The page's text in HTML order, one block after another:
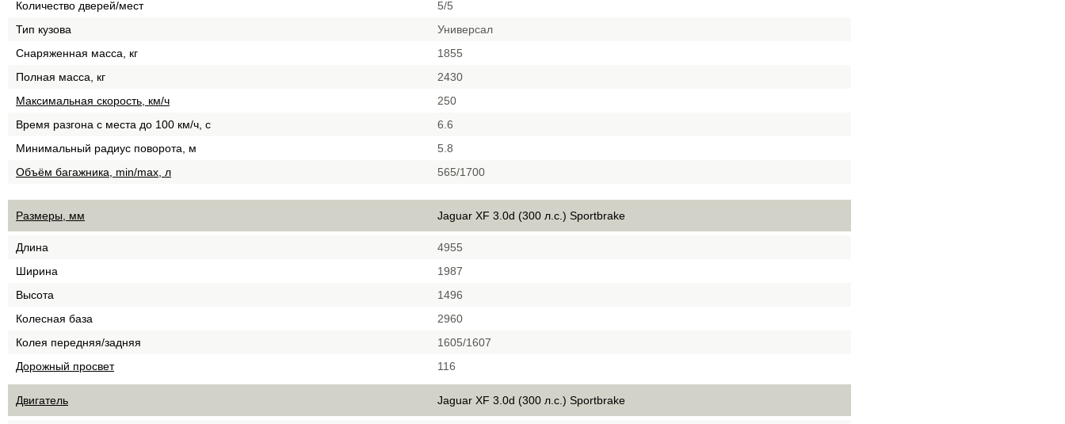
Количество дверей/мест
5/5
Тип кузова
Универсал
Снаряженная масса, кг
1855
Полная масса, кг
2430
Максимальная скорость, км/ч
250
Время разгона с места до 100 км/ч, с
6.6
Минимальный радиус поворота, м
5.8
Объём багажника, min/max, л
565/1700
Размеры, мм Jaguar XF 3.0d (300 л.с.) Sportbrake
Длина
4955
Ширина
1987
Высота
1496
Колесная база
2960
Колея передняя/задняя
1605/1607
Дорожный просвет
116
Двигатель Jaguar XF 3.0d (300 л.с.) Sportbrake